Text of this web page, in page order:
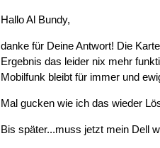
Hallo Al Bundy,
danke für Deine Antwort! Die
Ergebnis das leider nix mehr
Mobilfunk bleibt für immer und
Mal gucken wie ich das wieder
Bis später...muss jetzt mein Dell